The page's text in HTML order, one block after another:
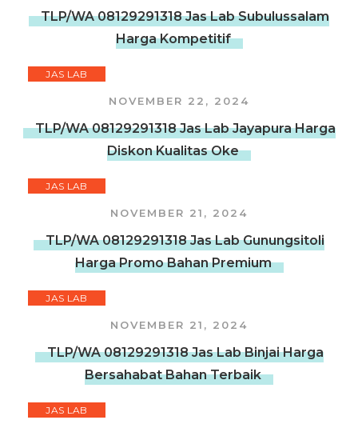
TLP/WA 08129291318 Jas Lab Subulussalam
Harga Kompetitif
JAS LAB
NOVEMBER 22, 2024
TLP/WA 08129291318 Jas Lab Jayapura Harga
Diskon Kualitas Oke
JAS LAB
NOVEMBER 21, 2024
TLP/WA 08129291318 Jas Lab Gunungsitoli
Harga Promo Bahan Premium
JAS LAB
NOVEMBER 21, 2024
TLP/WA 08129291318 Jas Lab Binjai Harga
Bersahabat Bahan Terbaik
JAS LAB